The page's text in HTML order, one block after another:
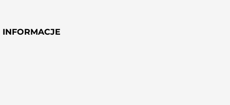
INFORMACJE